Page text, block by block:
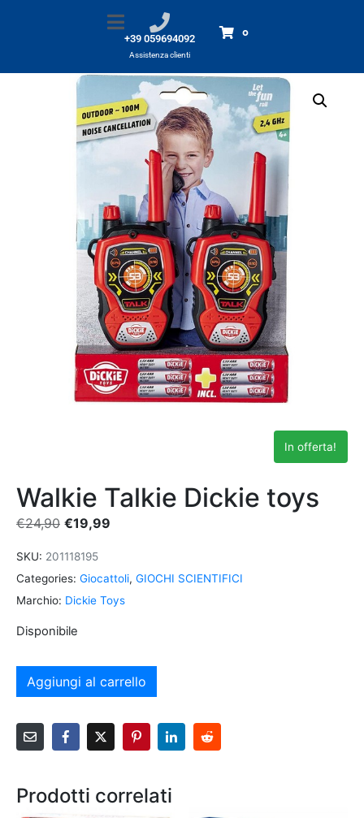
+39 059694092
Assistenza clienti
0
Prodotti Walkie Talkie Dickie toys
In offerta!
Walkie Talkie Dickie toys
€24,90 €19,99
SKU: 201118195
Categories: Giocattoli, GIOCHI SCIENTIFICI
Marchio: Dickie Toys
Disponibile
Aggiungi al carrello
Prodotti correlati